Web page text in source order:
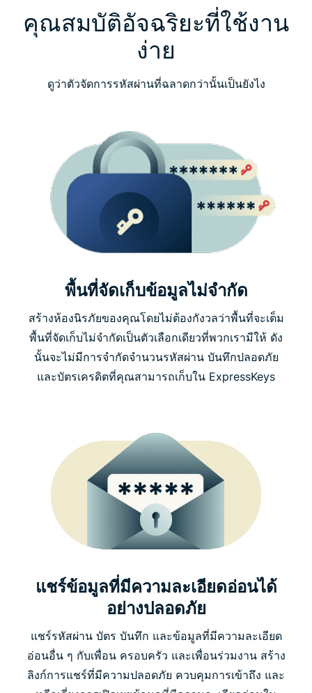
คุณสมบัติอัจฉริยะที่ใช้งาน
ง่าย
ดูว่าตัวจัดการรหัสผ่านที่ฉลาดกว่านั้นเป็นยังไง
พื้นที่จัดเก็บข้อมูลไม่จำกัด
สร้างห้องนิรภัยของคุณโดยไม่ต้องกังวลว่าพื้นที่จะเต็ม
พื้นที่จัดเก็บไม่จำกัดเป็นตัวเลือกเดียวที่พวกเรามีให้ ดัง
นั้นจะไม่มีการจำกัดจำนวนรหัสผ่าน บันทึกปลอดภัย
และบัตรเครดิตที่คุณสามารถเก็บใน ExpressKeys
แชร์ข้อมูลที่มีความละเอียดอ่อนได้
อย่างปลอดภัย
แชร์รหัสผ่าน บัตร บันทึก และข้อมูลที่มีความละเอียด
อ่อนอื่น ๆ กับเพื่อน ครอบครัว และเพื่อนร่วมงาน สร้าง
ลิงก์การแชร์ที่มีความปลอดภัย ควบคุมการเข้าถึง และ